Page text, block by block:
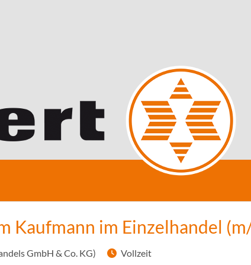
Kaufmann im Einzelhandel
GmbH & Co. KG)
Vollzeit